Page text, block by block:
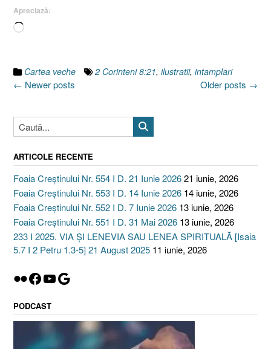
Apreciază:
Încarc...
Cartea veche 2 Corinteni 8:21, ilustratii, intamplari
Posts
Older posts →
← Newer posts
ARTICOLE RECENTE
Foaia Creștinului Nr. 554 I D. 21 Iunie 202621 iunie, 2026
Foaia Creștinului Nr. 553 I D. 14 Iunie 2026 14 iunie, 2026
Foaia Creștinului Nr. 552 I D. 7 Iunie 2026 13 iunie, 2026
Foaia Creștinului Nr. 551 I D. 31 Mai 2026 13 iunie, 2026
233 I 2025. VIA ȘI LENEVIA SAU LENEA SPIRITUALĂ [Isaia
5.7 I 2 Petru 1.3-5] 21 August 2025 11 iunie, 2026
Flickr
Facebook
YouTube
Google
PODCAST